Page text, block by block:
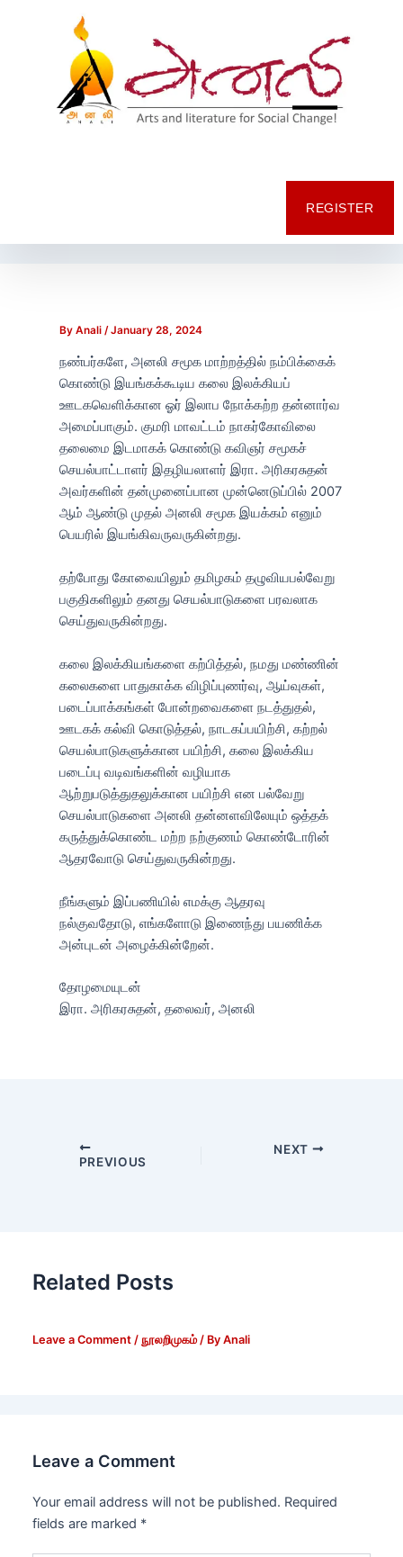
REGISTER
By Anali /January 28, 2024
நண்பர்களே, அனலி சமூக மாற்றத்தில் நம்பிக்கைக்
கொண்டு இயங்கக்கூடிய கலை இலக்கியப்
ஊடகவெளிக்கான ஓர் இலாப நோக்கற்ற தன்னார்வ
அமைப்பாகும். குமரி மாவட்டம் நாகர்கோவிலை
தலைமை இடமாகக் கொண்டு கவிஞர் சமூகச்
செயல்பாட்டாளர் இதழியலாளர் இரா. அரிகரசுதன்
அவர்களின் தன்முனைப்பான முன்னெடுப்பில் 2007
ஆம் ஆண்டு முதல் அனலி சமூக இயக்கம் எனும்
பெயரில் இயங்கிவருவருகின்றது.
தற்போது கோவையிலும் தமிழகம் தழுவியபல்வேறு
பகுதிகளிலும் தனது செயல்பாடுகளை பரவலாக
செய்துவருகின்றது.
கலை இலக்கியங்களை கற்பித்தல், நமது மண்ணின்
கலைகளை பாதுகாக்க விழிப்புணர்வு, ஆய்வுகள்,
படைப்பாக்கங்கள் போன்றவைகளை நடத்துதல்,
ஊடகக் கல்வி கொடுத்தல், நாடகப்பயிற்சி, கற்றல்
செயல்பாடுகளுக்கான பயிற்சி, கலை இலக்கிய
படைப்பு வடிவங்களின் வழியாக
ஆற்றுபடுத்துதலுக்கான பயிற்சி என பல்வேறு
செயல்பாடுகளை அனலி தன்னளவிலேயும் ஒத்தக்
கருத்துக்கொண்ட மற்ற நற்குணம் கொண்டோரின்
ஆதரவோடு செய்துவருகின்றது.
நீங்களும் இப்பணியில் எமக்கு ஆதரவு
நல்குவதோடு, எங்களோடு இணைந்து பயணிக்க
அன்புடன் அழைக்கின்றேன்.
தோழமையுடன்
இரா. அரிகரசுதன், தலைவர், அனலி
navigation
PREVIOUS
NEXT
Related Posts
Leave a Comment / நூலறிமுகம்/ ByAnali
Leave a Comment
Your email address will not be published. Required
fields are marked *